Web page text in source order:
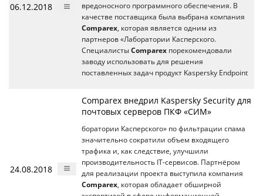
06.12.2018
вредоносного программного обеспечения. В
качестве поставщика была выбрана компания
Comparex, которая является одним из
партнеров «Лаборатории Касперского.
Специалисты Comparex порекомендовали
заводу использовать для решения
поставленных задач продукт Kaspersky Endpoint
24.08.2018
Comparex внедрил Kaspersky Security для
почтовых серверов ПКФ «СИМ»
боратории Касперского» по фильтрации спама
значительно сократили объем входящего
трафика и, как следствие, улучшили
производительность IT-сервисов. Партнёром
для реализации проекта выступила компания
Comparex, которая обладает обширной